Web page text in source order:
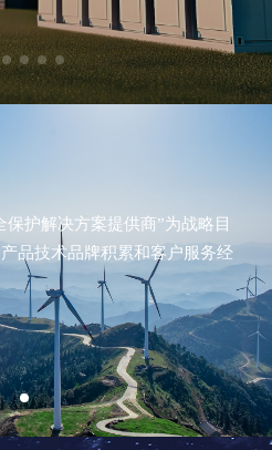
护解决方案提供商”为战略目
品技术品牌积累和客户服务经